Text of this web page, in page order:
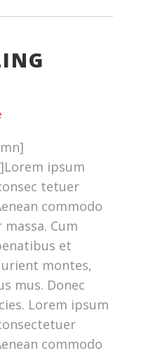
ipsum
tetuer
commodo
Cum
et
montes,
mus. Donec
Lorem ipsum
commodo